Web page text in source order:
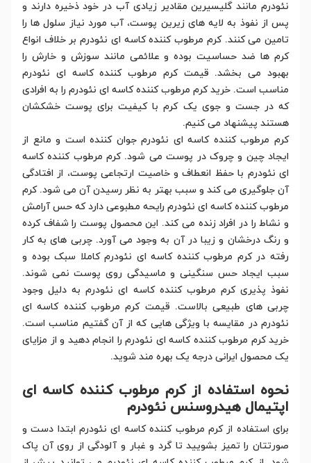
نئودرم مانند گلیسیرین مقادیر زیادی آب در خود ذخیره دارند و
پس از نفوذ به لایه های زیرین پوست، آب مورد نیاز سلول ها را
تامین می کنند. کرم مرطوب کننده کاسه ای نئودرم بر خلاف انواع
کرم ها ضد حساسیت بوده و علائمی مانند سوزش و خارش را
بهبود می بخشد. قیمت کرم مرطوب کننده کاسه ای نئودرم
مناسب است. خرید کرم مرطوب کننده کاسه ای نئودرم را به افرادی
که در جست و جوی یک کرم با کیفیت برای پوست خشکشان
هستند پیشنهاد می کنیم.
کرم مرطوب کننده کاسه ای نئودرم جوان کننده است و مانع از
ایجاد چین و چروک در پوست می شود. کرم مرطوب کننده کاسه
ای نئودرم با حفظ انعطاف و خاصیت ارتجاعی پوست، از افتادگی
آن جلوگیری می کند و سبب بهتر به نظر رسیدن آن می شود. کرم
مرطوب کننده کاسه ای نئودرم رایحه مطبوعی دارد که حس آرامش
و نشاط را در افراد زنده می کند. این محصول پوست را شفاف کرده
و رنگ درخشان و زیبا در آن به وجود می آورد. چربی های به کار
رفته در کرم مرطوب کننده کاسه ای نئودرم کاملا سبک بوده و
سبب ایجاد حس سنگینی و ماسیدگی روی پوست نمی شوند.
نفوذ پذیری کرم مرطوب کننده کاسه ای نئودرم به دلیل وجود
چربی های طبیعی بالاست. قیمت کرم مرطوب کننده کاسه ای
نئودرم در مقایسه با ویژگی هایی که از آن گفتیم مناسب است.
خرید کرم مرطوب کننده کاسه ای نئودرم را انجام دهید و از مزایای
یک محصول ایرانی درجه یک بهره مند شوید.
نحوه استفاده از کرم مرطوب کننده کاسه ای
اپتیمال هیدروسنس نئودرم
برای استفاده از کرم مرطوب کننده کاسه ای نئودرم ابتدا دست و
صورتتان را تمیز بشویید تا گرد و غبار و آلودگی از روی آن پاک